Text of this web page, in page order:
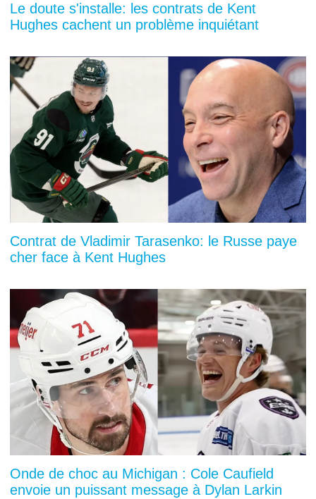
Le doute s'installe: les contrats de Kent
Hughes cachent un problème inquiétant
Contrat de Vladimir Tarasenko: le Russe paye
cher face à Kent Hughes
Onde de choc au Michigan : Cole Caufield
envoie un puissant message à Dylan Larkin